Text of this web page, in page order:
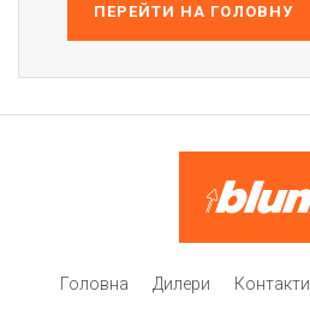
ПЕРЕЙТИ НА ГОЛОВНУ
Головна Дилери Контакти